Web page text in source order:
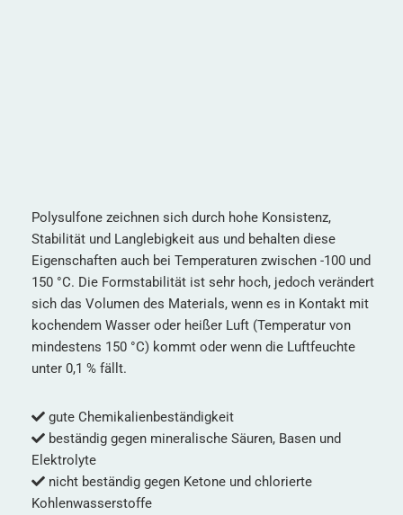
Polysulfone zeichnen sich durch hohe Konsistenz,
Stabilität und Langlebigkeit aus und behalten diese
Eigenschaften auch bei Temperaturen zwischen -100 und
150 °C. Die Formstabilität ist sehr hoch, jedoch verändert
sich das Volumen des Materials, wenn es in Kontakt mit
kochendem Wasser oder heißer Luft (Temperatur von
mindestens 150 °C) kommt oder wenn die Luftfeuchte
unter 0,1 % fällt.
gute Chemikalienbeständigkeit
beständig gegen mineralische Säuren, Basen und
Elektrolyte
nicht beständig gegen Ketone und chlorierte
Kohlenwasserstoffe